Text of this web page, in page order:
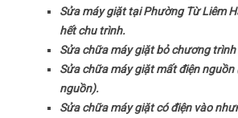
Sửa máy giặt tại Phường Từ Liêm
hết chu trình.
Sửa chữa máy giặt bỏ chương
Sửa chữa máy giặt mất điện nguồn
nguồn).
Sửa chữa máy giặt có điện vào